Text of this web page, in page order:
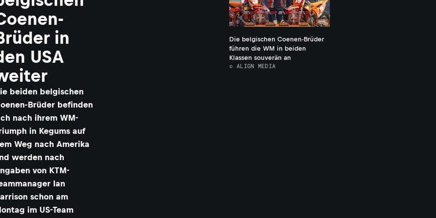
in
USA
beiden belgischen
Brüder befinden
nach ihrem WM-
in Kegums auf
Weg nach Amerika
werden nach
von KTM-
Ian
schon am
im US-Team
Die belgischen Coenen-Brüder
führen die WM in beiden
Klassen souverän an
© ALIGN MEDIA